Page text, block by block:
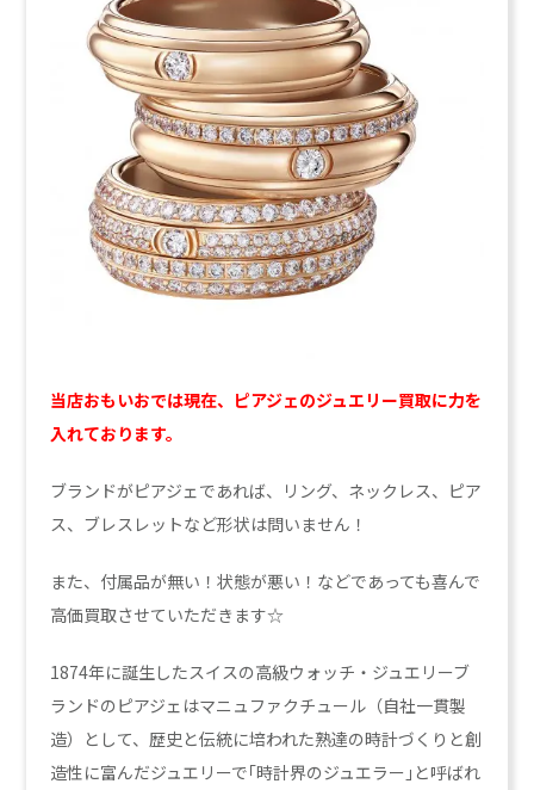
当店おもいおでは現在、ピアジェのジュエリー買取に力を
入れております。
ブランドがピアジェであれば、リング、ネックレス、ピア
ス、ブレスレットなど形状は問いません！
また、付属品が無い！状態が悪い！などであっても喜んで
高価買取させていただきます☆
1874年に誕生したスイスの高級ウォッチ・ジュエリーブ
ランドのピアジェはマニュファクチュール（自社一貫製
造）として、歴史と伝統に培われた熟達の時計づくりと創
造性に富んだジュエリーで｢時計界のジュエラー｣と呼ばれ